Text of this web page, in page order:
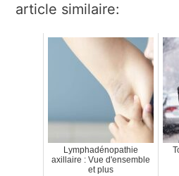
article similaire:
Lymphadénopathie
axillaire : Vue d'ensemble
et plus